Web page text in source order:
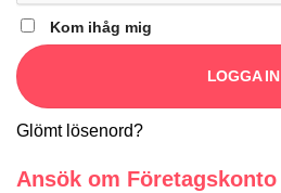
Kom ihåg mig
LOGGA IN
Glömt lösenord?
Ansök om Företagskonto